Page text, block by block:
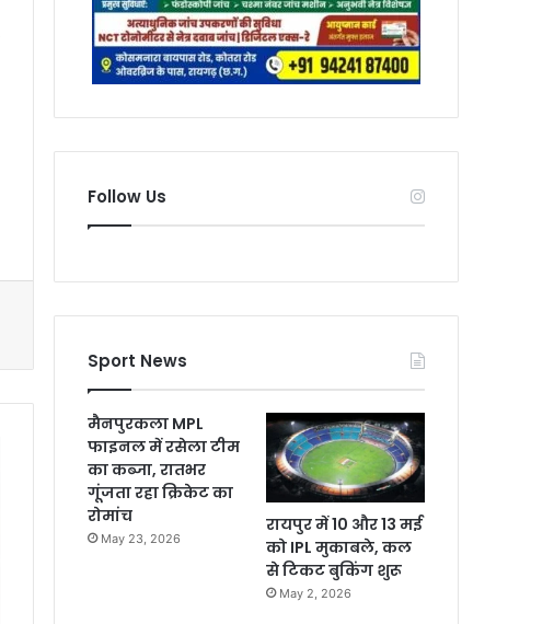
Follow Us
Sport News
मैनपुरकला MPL
फाइनल में रसेला टीम
का कब्जा, रातभर
गूंजता रहा क्रिकेट का
रोमांच
May 23, 2026
रायपुर में 10 और 13 मई
को IPL मुकाबले, कल
से टिकट बुकिंग शुरू
May 2, 2026